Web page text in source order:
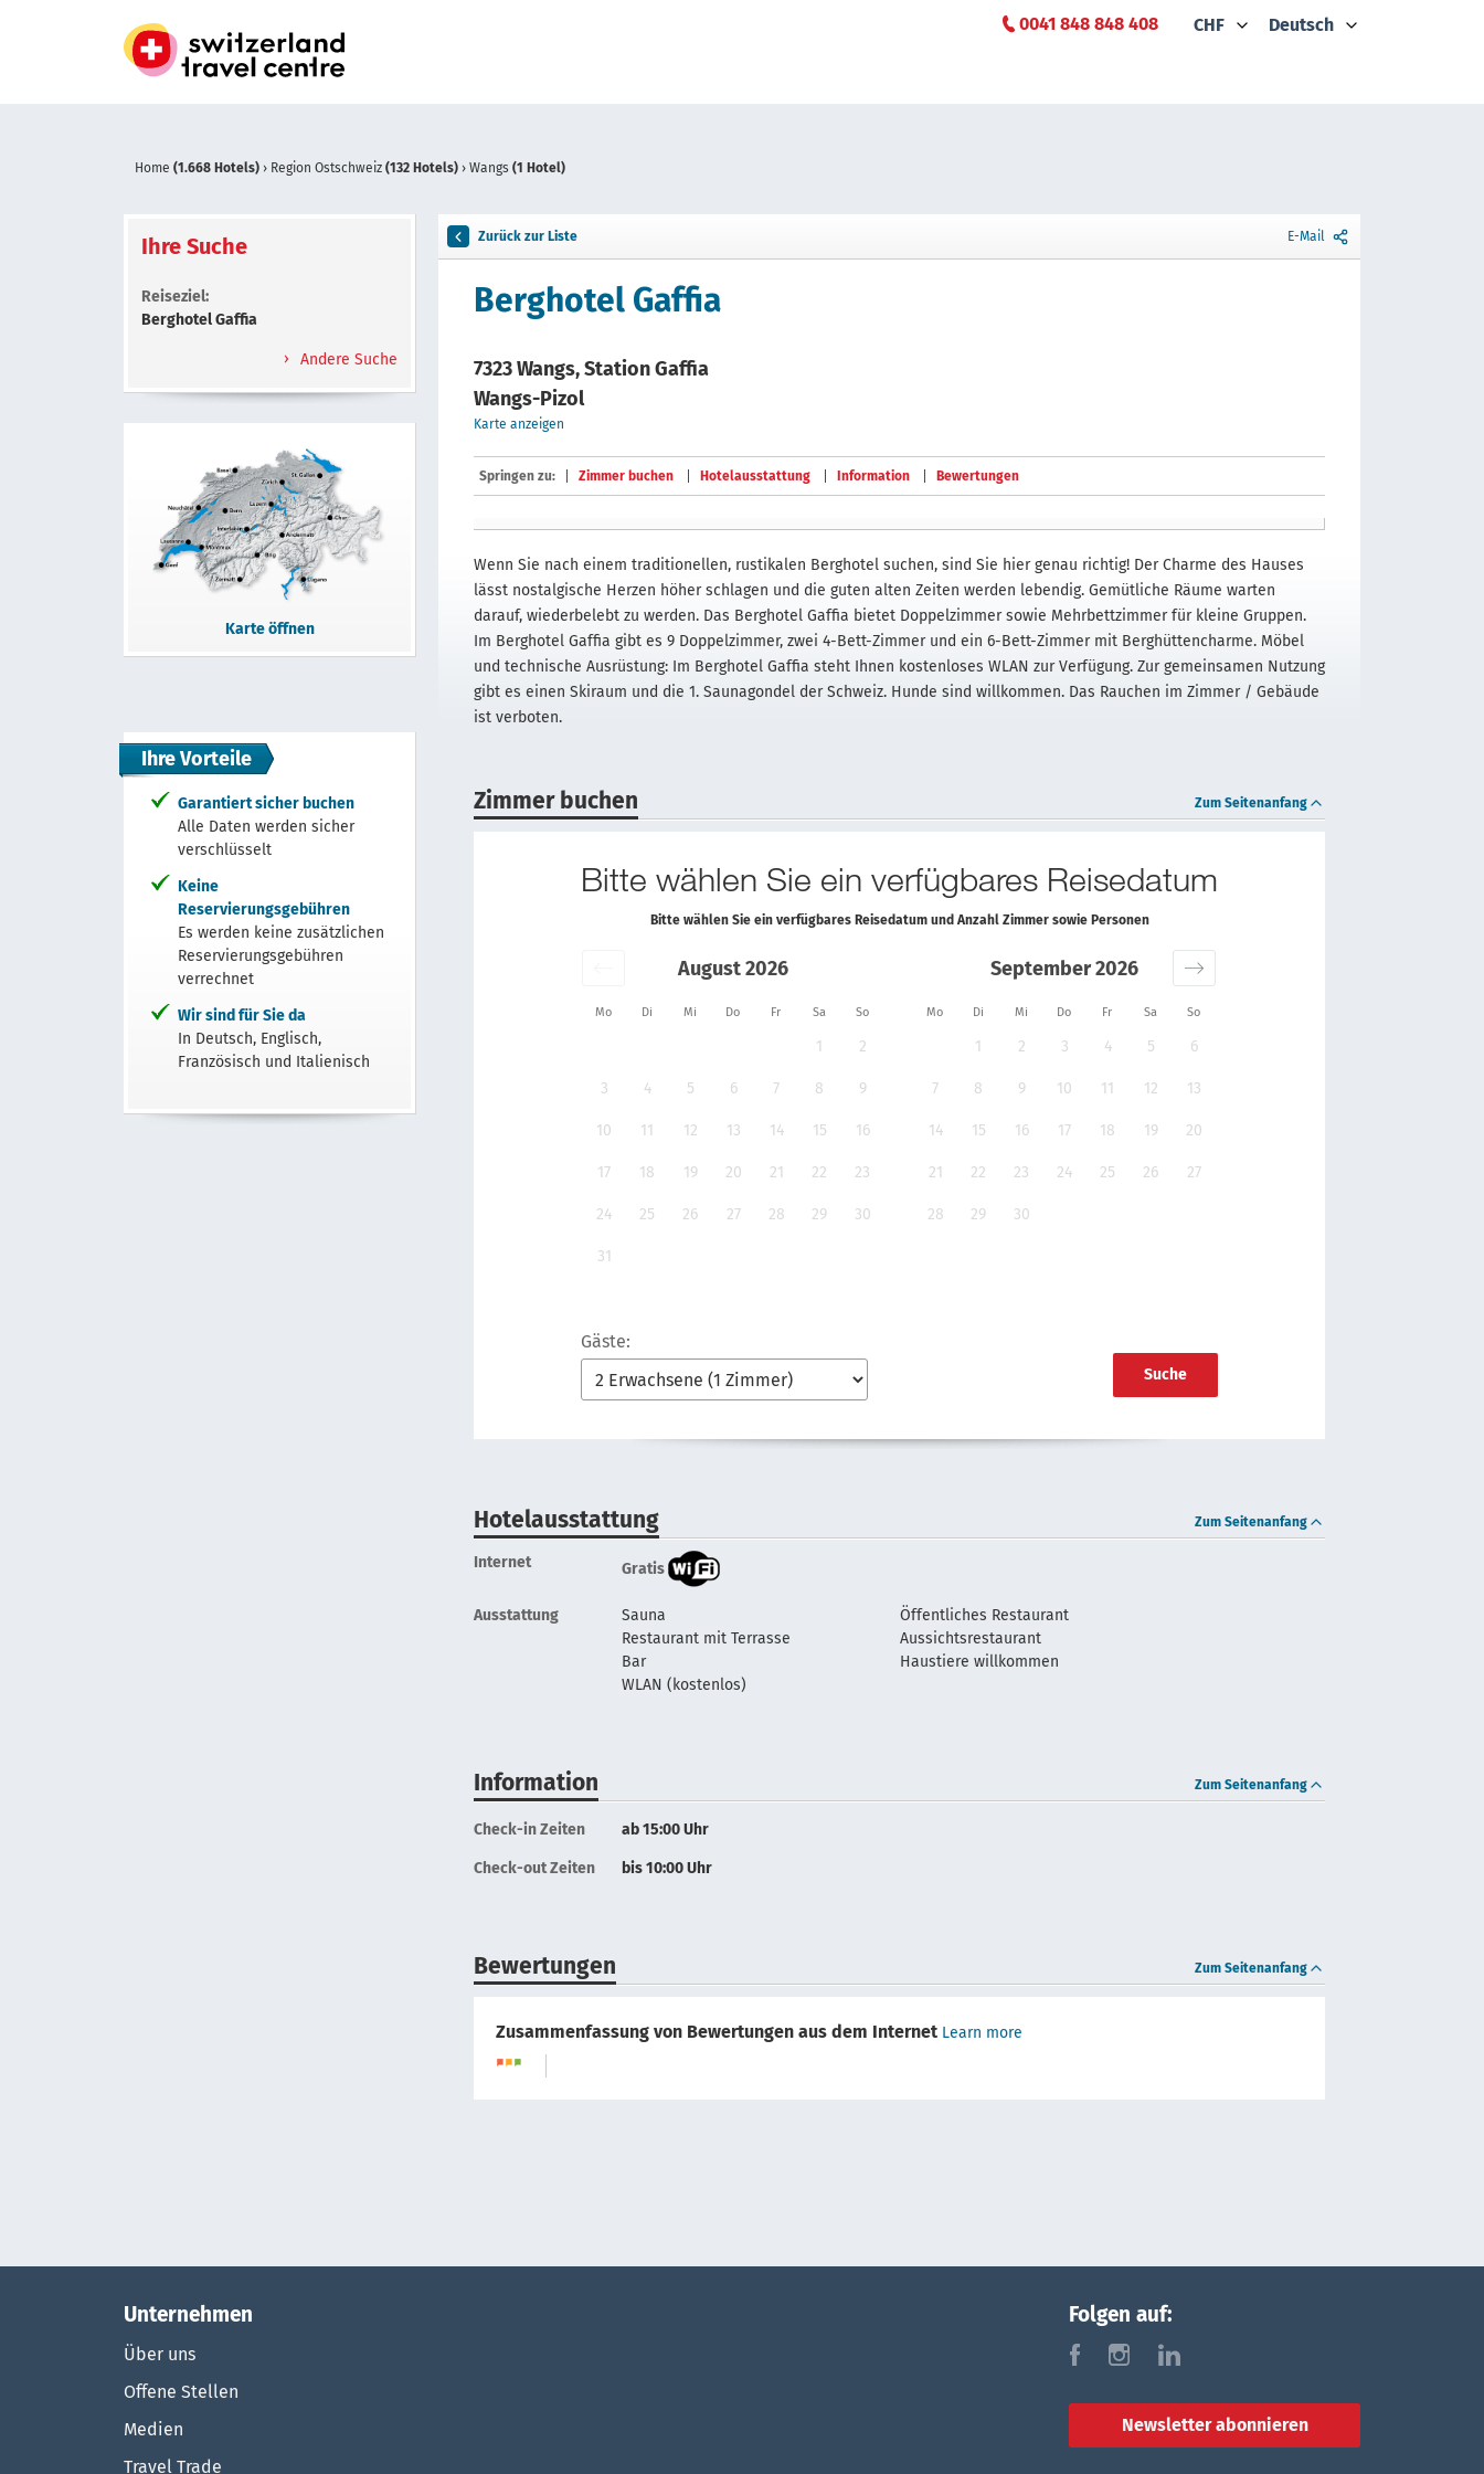
0041 848 848 408 CHF Deutsch
Home (1.668 Hotels) › Region Ostschweiz (132 Hotels) › Wangs (1 Hotel)
Ihre Suche
Reiseziel:
Berghotel Gaffia
Andere Suche
Karte öffnen
Ihre Vorteile
Garantiert sicher buchen
Alle Daten werden sicher
verschlüsselt
Keine
Reservierungsgebühren
Es werden keine zusätzlichen
Reservierungsgebühren
verrechnet
Wir sind für Sie da
In Deutsch, Englisch,
Französisch und Italienisch
Zurück zur Liste E-Mail
Berghotel Gaffia
7323 Wangs, Station Gaffia
Wangs-Pizol
Karte anzeigen
Springen zu: Zimmer buchen Hotelausstattung Information Bewertungen
Wenn Sie nach einem traditionellen, rustikalen Berghotel suchen, sind Sie hier genau richtig! Der Charme des Hauses
lässt nostalgische Herzen höher schlagen und die guten alten Zeiten werden lebendig. Gemütliche Räume warten
darauf, wiederbelebt zu werden. Das Berghotel Gaffia bietet Doppelzimmer sowie Mehrbettzimmer für kleine Gruppen.
Im Berghotel Gaffia gibt es 9 Doppelzimmer, zwei 4-Bett-Zimmer und ein 6-Bett-Zimmer mit Berghüttencharme. Möbel
und technische Ausrüstung: Im Berghotel Gaffia steht Ihnen kostenloses WLAN zur Verfügung. Zur gemeinsamen Nutzung
gibt es einen Skiraum und die 1. Saunagondel der Schweiz. Hunde sind willkommen. Das Rauchen im Zimmer / Gebäude
ist verboten.
Zimmer buchen Zum Seitenanfang
Bitte wählen Sie ein verfügbares Reisedatum
Bitte wählen Sie ein verfügbares Reisedatum und Anzahl Zimmer sowie Personen
Mo Di Mi Do Fr Sa So Mo Di Mi Do Fr Sa So
August 2026
1 2
3 4 5 6 7 8 9
10 11 12 13 14 15 16
17 18 19 20 21 22 23
24 25 26 27 28 29 30
31
September 2026
1 2 3 4 5 6
7 8 9 10 11 12 13
14 15 16 17 18 19 20
21 22 23 24 25 26 27
28 29 30
Gäste:
Suche
Hotelausstattung Zum Seitenanfang
Internet Gratis
Ausstattung Sauna
Öffentliches Restaurant
Restaurant mit Terrasse
Aussichtsrestaurant
Bar
Haustiere willkommen
WLAN (kostenlos)
Information Zum Seitenanfang
Check-in Zeiten ab 15:00 Uhr
Check-out Zeiten bis 10:00 Uhr
Bewertungen Zum Seitenanfang
Zusammenfassung von Bewertungen aus dem Internet Learn more
Unternehmen
Über uns
Offene Stellen
Medien
Travel Trade
Folgen auf:
f i l
Newsletter abonnieren